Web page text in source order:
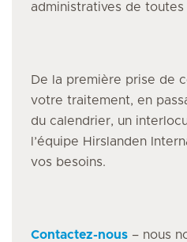
administratives de toutes
De la première prise de
votre traitement, en
du calendrier, un
l’équipe Hirslanden
vos besoins.
Contactez-nous – nous